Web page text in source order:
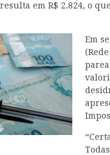
em R$ 2.824, o
Em